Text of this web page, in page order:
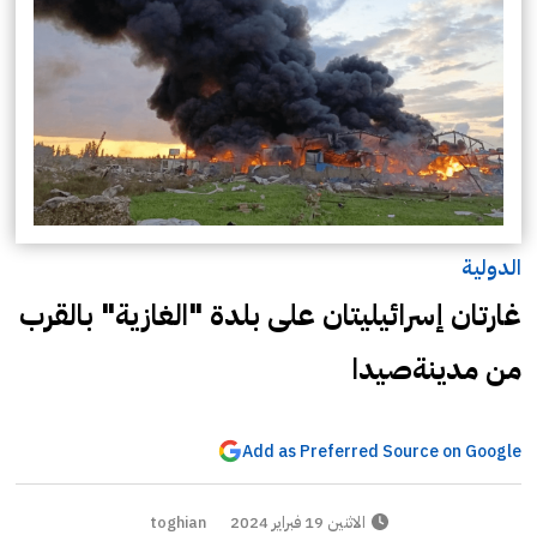
الدولية
غارتان إسرائيليتان على بلدة "الغازية" بالقرب
من مدينةصيدا
Add as Preferred Source on Google
الاثنين 19 فبراير 2024 toghian